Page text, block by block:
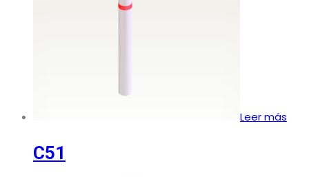
Leer más
C51